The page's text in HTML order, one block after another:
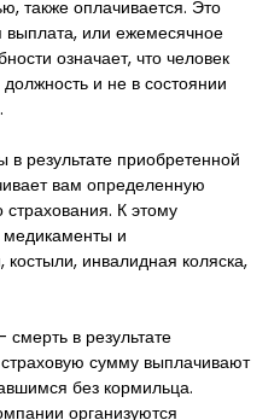
также оплачивается. Это
или ежемесячное
означает, что человек
и не в состоянии
результате приобретенной
вам определенную
К этому
и
инвалидная коляска,
в результате
сумму выплачивают
без кормильца.
организуются